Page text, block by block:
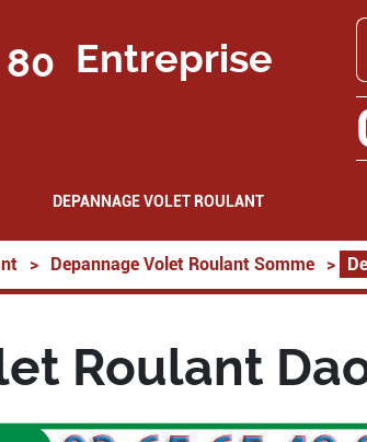
Entreprise
DEPANNAGE VOLET ROULANT
> Depannage Volet Roulant Somme >
Roulant